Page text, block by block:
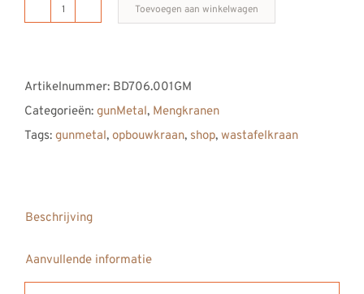
Fonteinkraan
Metal
aantal
Toevoegen aan winkelwagen
Artikelnummer: BD706.001GM
Categorieën: gunMetal, Mengkranen
Tags: gunmetal, opbouwkraan, shop, wastafelkraan
Beschrijving
Aanvullende informatie